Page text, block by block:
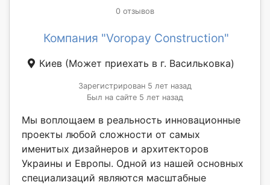
0 отзывов
Компания "Voropay Construction"
Киев (Может приехать в г. Васильковка)
Зарегистрирован 5 лет назад
Был на сайте 5 лет назад
Мы воплощаем в реальность инновационные
проекты любой сложности от самых
именитых дизайнеров и архитекторов
Украины и Европы. Одной из нашей основных
специализаций являются масштабные